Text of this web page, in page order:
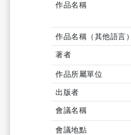
作品名稱
作品名稱（其他語言）
著者
作品所屬單位
出版者
會議名稱
會議地點